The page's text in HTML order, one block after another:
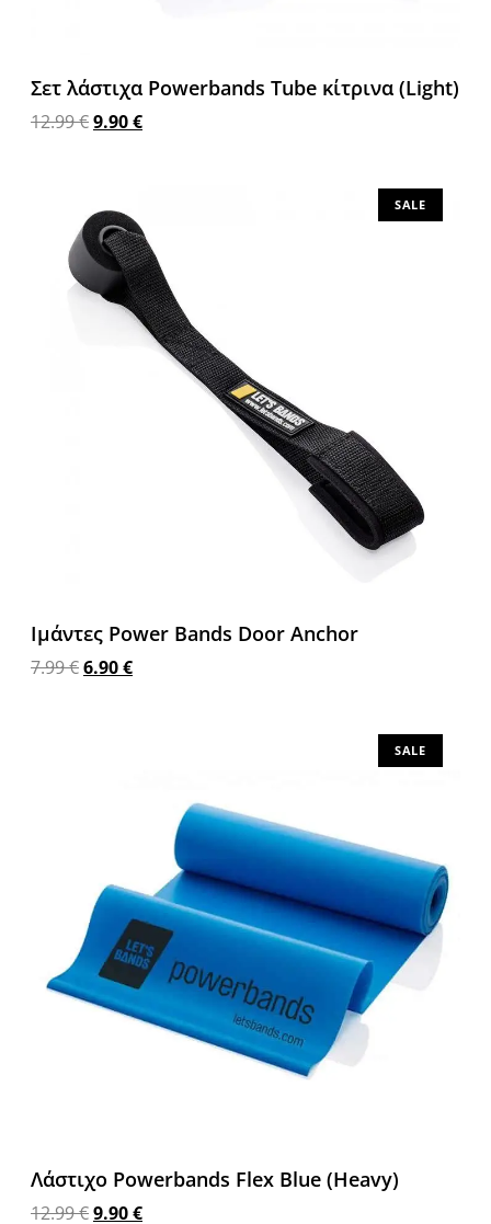
Σετ λάστιχα Powerbands Tube κίτρινα (Light)
12.99€9.90€
SALE
Ιμάντες Power Bands Door Anchor
7.99€6.90€
SALE
Λάστιχο Powerbands Flex Blue (Heavy)
12.99€9.90€